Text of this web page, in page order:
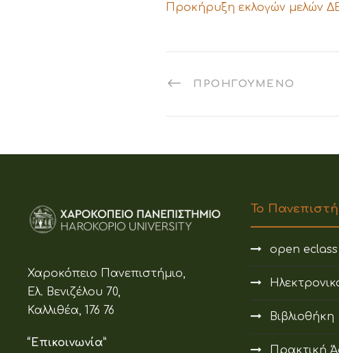
Προκήρυξη εκλογών μελών
ΠΡΟΗΓΟΎΜΕΝΟ
Χαροκόπειο Πανεπιστήμιο,
Ελ. Βενιζέλου 70,
Καλλιθέα, 176 76
“Επικοινωνία”
Το
open eclass
Βιβλιοθήκη
Πρακτική